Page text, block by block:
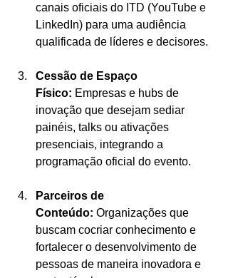
canais oficiais do ITD (YouTube e
LinkedIn) para uma audiência
qualificada de líderes e decisores.
Cessão de Espaço
Físico: Empresas e hubs de
inovação que desejam sediar
painéis, talks ou ativações
presenciais, integrando a
programação oficial do evento.
Parceiros de
Conteúdo: Organizações que
buscam cocriar conhecimento e
fortalecer o desenvolvimento de
pessoas de maneira inovadora e